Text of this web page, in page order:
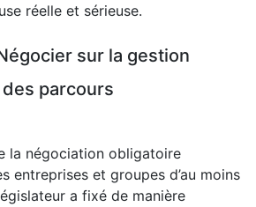
réelle et sérieuse.
sur la gestion
parcours
la négociation obligatoire
entreprises et groupes d’au moins
a fixé de manière